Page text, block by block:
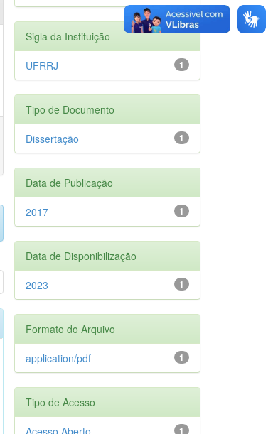
Sigla da Instituição
1
UFRRJ
Tipo de Documento
1
Dissertação
Data de Publicação
1
2017
Data de Disponibilização
1
2023
Formato do Arquivo
1
application/pdf
Tipo de Acesso
1
Acesso Aberto